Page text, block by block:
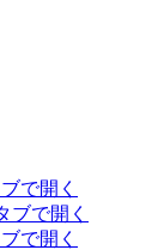
で開く
ブで開く
で開く